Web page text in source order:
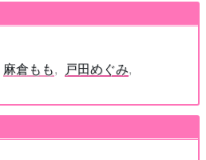
麻倉もも
戸田めぐみ